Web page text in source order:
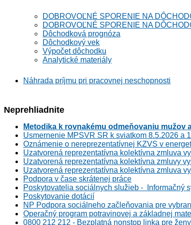
DOBROVOĽNÉ SPORENIE NA
DOBROVOĽNÉ SPORENIE NA
Dôchodková prognóza
Dôchodkový vek
Výpočet dôchodku
Analytické materiály
Náhrada príjmu pri pracovnej neschopnosti
Neprehliadnite
Metodika k rovnakému odmeňovaniu
Usmernenie MPSVR SR k sviatkom 8.5.2026 a
Oznámenie o nereprezentatívnej KZVS v
Uzatvorená reprezentatívna kolektívna zmluva
Uzatvorená reprezentatívna kolektívna zmluvy
Uzatvorená reprezentatívna kolektívna zmluva
Podpora v čase skrátenej práce
Poskytovatelia sociálnych služieb - Informačný
Poskytovanie dotácií
NP Podpora sociálneho začleňovania pre
Operačný program potravinovej a základnej
0800 212 212 - Bezplatná nonstop linka pre